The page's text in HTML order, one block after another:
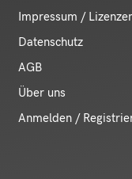
Impressum /
Datenschutz
AGB
Über uns
Anmelden /